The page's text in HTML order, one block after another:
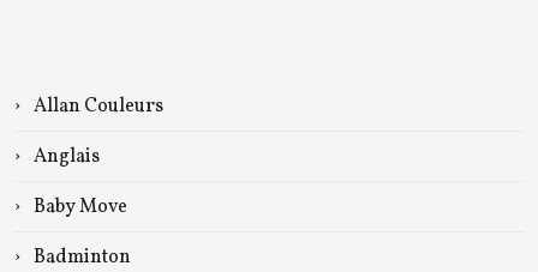
Allan Couleurs
Anglais
Baby Move
Badminton